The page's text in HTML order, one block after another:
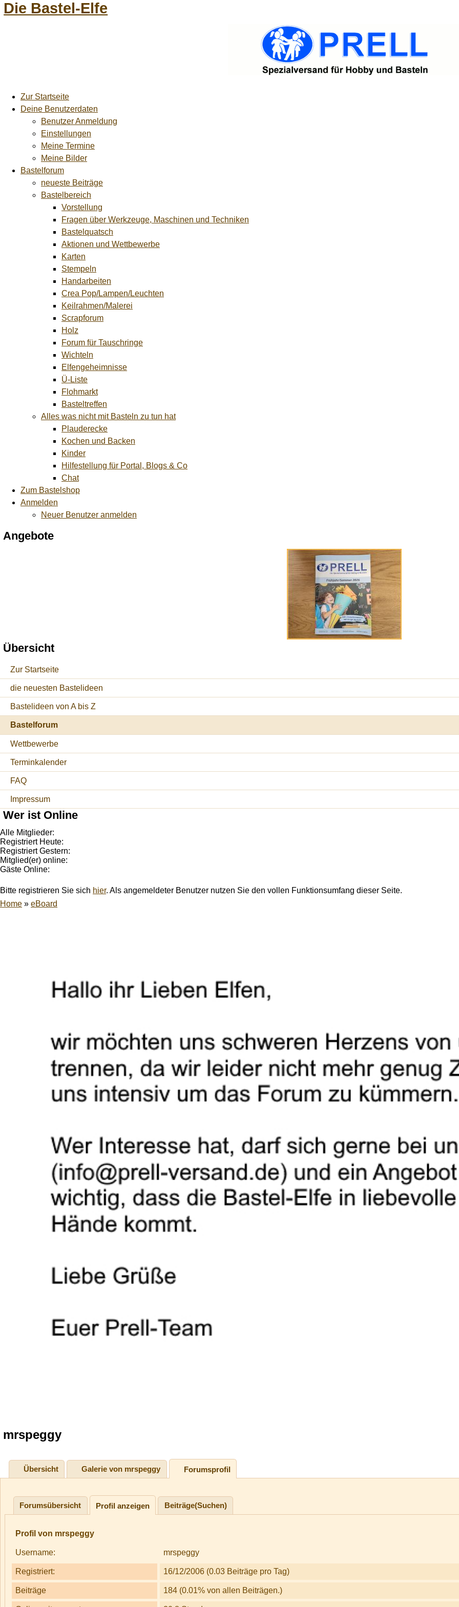
Die Bastel-Elfe
Zur Startseite
Deine Benutzerdaten
Benutzer Anmeldung
Einstellungen
Meine Termine
Meine Bilder
Bastelforum
neueste Beiträge
Bastelbereich
Vorstellung
Fragen über Werkzeuge, Maschinen und Techniken
Bastelquatsch
Aktionen und Wettbewerbe
Karten
Stempeln
Handarbeiten
Crea Pop/Lampen/Leuchten
Keilrahmen/Malerei
Scrapforum
Holz
Forum für Tauschringe
Wichteln
Elfengeheimnisse
Ü-Liste
Flohmarkt
Basteltreffen
Alles was nicht mit Basteln zu tun hat
Plauderecke
Kochen und Backen
Kinder
Hilfestellung für Portal, Blogs & Co
Chat
Zum Bastelshop
Anmelden
Neuer Benutzer anmelden
Angebote
Übersicht
Zur Startseite
die neuesten Bastelideen
Bastelideen von A bis Z
Bastelforum
Wettbewerbe
Terminkalender
FAQ
Impressum
Wer ist Online
Alle Mitglieder:
Registriert Heute:
Registriert Gestern:
Mitglied(er) online:
Gäste Online:
Bitte registrieren Sie sich hier. Als angemeldeter Benutzer nutzen Sie den vollen Funktionsumfang dieser Seite.
Home » eBoard
mrspeggy
Übersicht Galerie von mrspeggy Forumsprofil
Forumsübersicht Profil anzeigen Beiträge(Suchen)
Profil von mrspeggy
Username: mrspeggy
Registriert: 16/12/2006 (0.03 Beiträge pro Tag)
Beiträge 184 (0.01% von allen Beiträgen.)